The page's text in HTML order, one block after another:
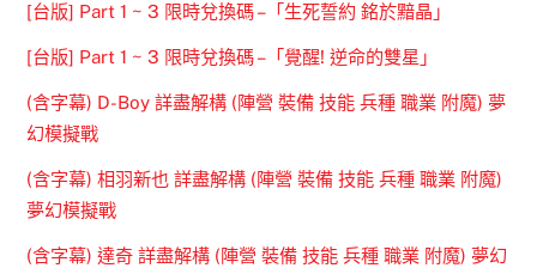
[台版] Part 1 ~ 3 限時兌換碼 –「生死誓約 銘於黯晶」
[台版] Part 1 ~ 3 限時兌換碼 –「覺醒! 逆命的雙星」
(含字幕) D-Boy 詳盡解構 (陣營 裝備 技能 兵種 職業 附魔) 夢
幻模擬戰
(含字幕) 相羽新也 詳盡解構 (陣營 裝備 技能 兵種 職業 附魔)
夢幻模擬戰
(含字幕) 達奇 詳盡解構 (陣營 裝備 技能 兵種 職業 附魔) 夢幻